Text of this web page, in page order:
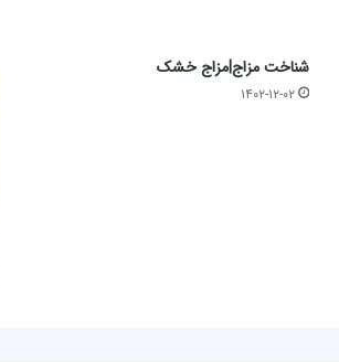
شناخت مزاج|مزاج خشک
۱۴۰۲-۱۲-۰۲